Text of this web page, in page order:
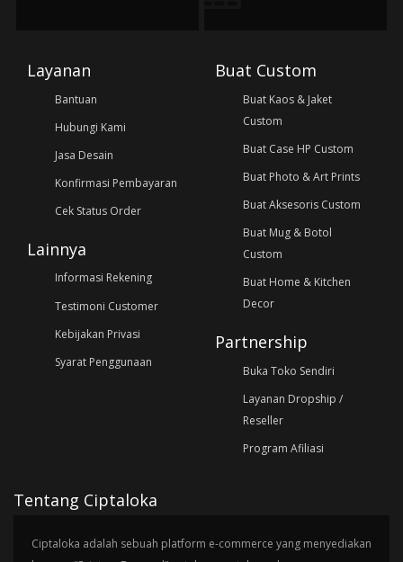
Layanan
Bantuan
Hubungi Kami
Jasa Desain
Konfirmasi Pembayaran
Cek Status Order
Lainnya
Informasi Rekening
Testimoni Customer
Kebijakan Privasi
Syarat Penggunaan
Buat Custom
Buat Kaos & Jaket
Custom
Buat Case HP Custom
Buat Photo & Art Prints
Buat Aksesoris Custom
Buat Mug & Botol
Custom
Buat Home & Kitchen
Decor
Partnership
Buka Toko Sendiri
Layanan Dropship /
Reseller
Program Afiliasi
Tentang Ciptaloka
Ciptaloka adalah sebuah platform e-commerce yang menyediakan